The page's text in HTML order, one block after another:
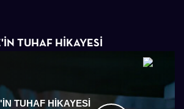
TUHAF HİKAYESİ
TUHAF HİKAYESİ